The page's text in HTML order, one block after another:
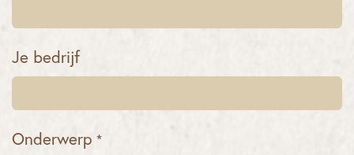
Je bedrijf
Onderwerp *